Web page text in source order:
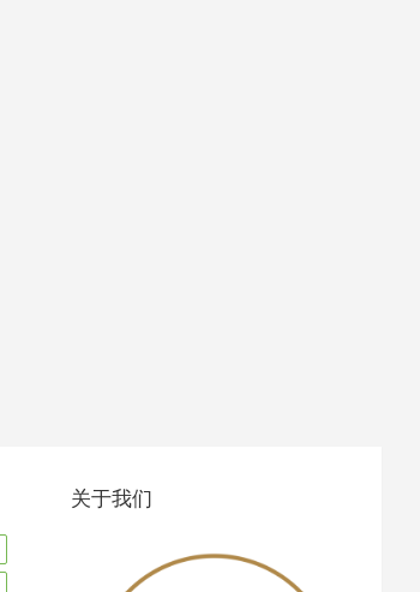
关于我们